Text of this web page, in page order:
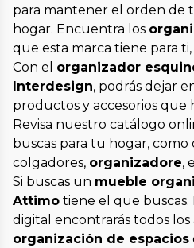
para mantener el orden de
hogar. Encuentra los
que esta marca tiene para ti,
Con el organizador
Interdesign, podrás dejar
productos y accesorios que
Revisa nuestro catálogo
buscas para tu hogar, como
colgadores, organizadore,
Si buscas un mueble
Attimo tiene el que
digital encontrarás todos
organización de espacios